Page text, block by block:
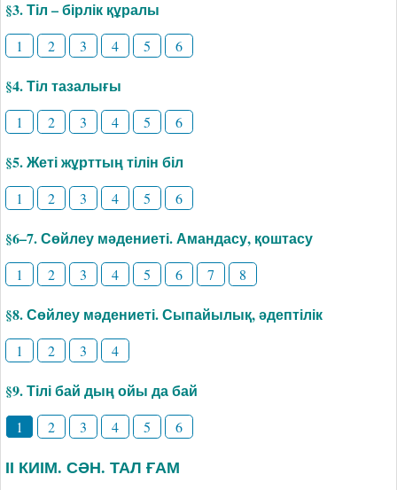
§3. Тіл – бірлік құралы
1 2 3 4 5 6
§4. Тіл тазалығы
1 2 3 4 5 6
§5. Жеті жұрттың тілін біл
1 2 3 4 5 6
§6–7. Сөйлеу мәдениеті. Амандасу, қоштасу
1 2 3 4 5 6 7 8
§8. Сөйлеу мәдениеті. Сыпайылық, әдептілік
1 2 3 4
§9. Тілі бай дың ойы да бай
1 2 3 4 5 6
ІІ КИІМ. СӘН. ТАЛ ҒАМ